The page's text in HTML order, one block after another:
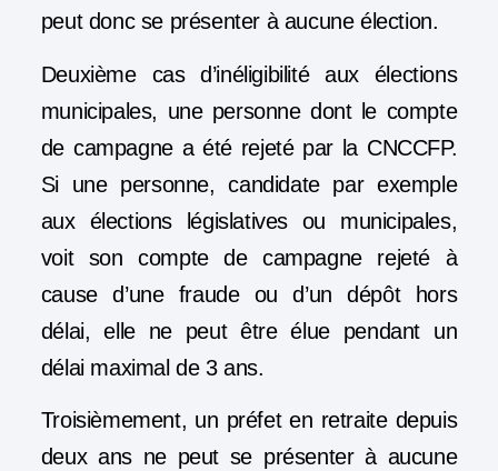
peut donc se présenter à aucune élection.
Deuxième cas d’inéligibilité aux élections
municipales, une personne dont le compte
de campagne a été rejeté par la CNCCFP.
Si une personne, candidate par exemple
aux élections législatives ou municipales,
voit son compte de campagne rejeté à
cause d’une fraude ou d’un dépôt hors
délai, elle ne peut être élue pendant un
délai maximal de 3 ans.
Troisièmement, un préfet en retraite depuis
deux ans ne peut se présenter à aucune